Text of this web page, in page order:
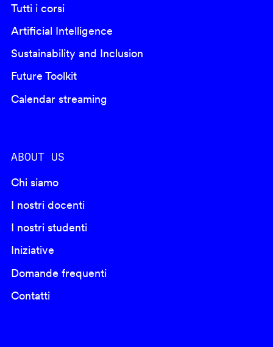
Tutti i corsi
Artificial Intelligence
Sustainability and Inclusion
Future Toolkit
Calendar streaming
ABOUT US
Chi siamo
I nostri docenti
I nostri studenti
Iniziative
Domande frequenti
Contatti